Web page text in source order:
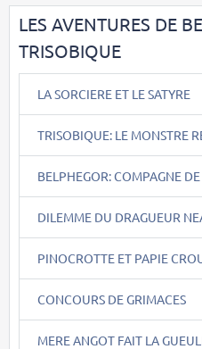
LES AVENTURES DE
TRISOBIQUE
LA SORCIERE ET LE SATYRE
TRISOBIQUE: LE MONSTRE
BELPHEGOR: COMPAGNE
DILEMME DU DRAGUEUR
PINOCROTTE ET PAPIE
CONCOURS DE GRIMACES
MERE ANGOT FAIT LA